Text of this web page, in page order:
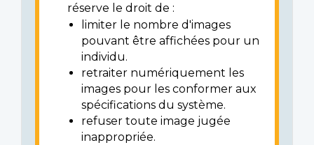
réserve le droit de :
limiter le nombre d'images
pouvant être affichées pour un
individu.
retraiter numériquement les
images pour les conformer aux
spécifications du système.
refuser toute image jugée
inappropriée.